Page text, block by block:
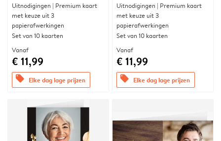
Uitnodigingen | Premium kaart
met keuze uit 3
papierafwerkingen
Set van 10 kaarten
Vanaf
€ 11,99
offers Elke dag lage prijzen
Uitnodigingen | Premium kaart
met keuze uit 3
papierafwerkingen
Set van 10 kaarten
Vanaf
€ 11,99
offers Elke dag lage prijzen